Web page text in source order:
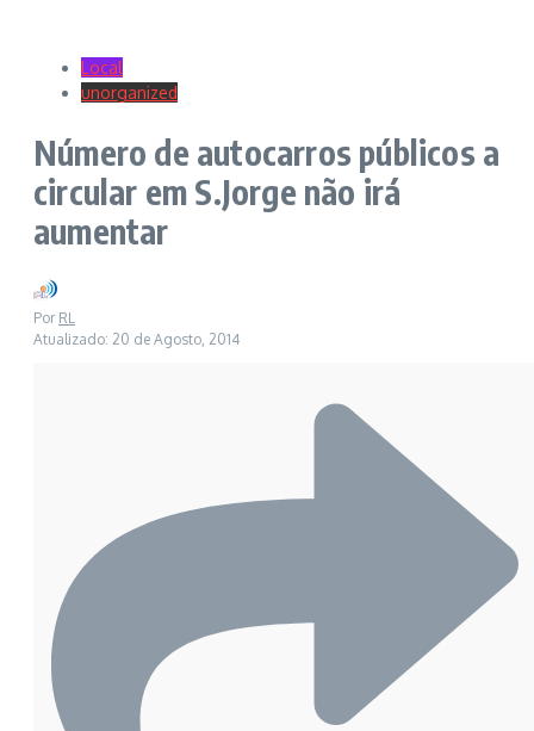
Local
unorganized
Número de autocarros públicos a
circular em S.Jorge não irá
aumentar
Por RL
Atualizado: 20 de Agosto, 2014